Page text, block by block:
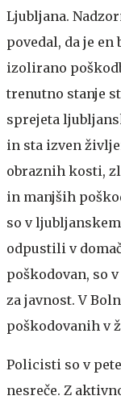
Ljubljana.
povedal, da je
izolirano
trenutno stanje
sprejeta
in sta izven
obraznih kosti,
in manjših
so v
odpustili v
poškodovan, so
za javnost. V
poškodovanih v
Policisti so v
nesreče. Z